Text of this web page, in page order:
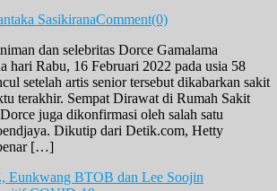
SasikiranaComment(0)
dan selebritas Dorce Gamalama
hari Rabu, 16 Februari 2022 pada usia 58
setelah artis senior tersebut dikabarkan sakit
terakhir. Sempat Dirawat di Rumah Sakit
juga dikonfirmasi oleh salah satu
Dikutip dari Detik.com, Hetty
[…]